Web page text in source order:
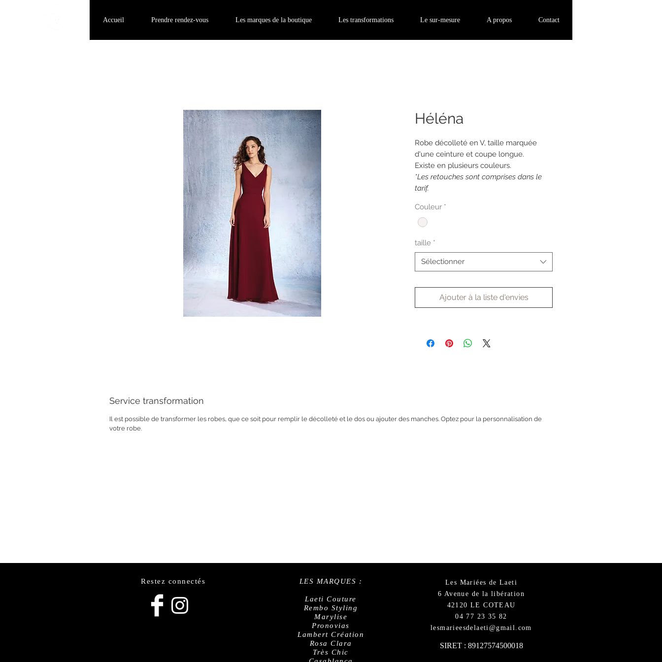
Accueil Prendre rendez-vous Les marques de la boutique Les transformations Le sur-mesure A propos Contact
Héléna
Robe décolleté en V, taille marquée
d'une ceinture et coupe longue.
Existe en plusieurs couleurs.
*Les retouches sont comprises dans le
tarif.
Couleur *
taille *
Sélectionner
Ajouter à la liste d'envies
Service transformation
Il est possible de transformer les robes, que ce soit pour remplir le décolleté et le dos ou ajouter des manches. Optez pour la personnalisation de
votre robe.
Restez connectés LES MARQUES :
Laeti Couture
Rembo Styling
Marylise
Pronovias
Lambert Création
Rosa Clara
Très Chic
Les Mariées de Laeti
6 Avenue de la libération
42120 LE COTEAU
04 77 23 35 82
lesmarieesdelaeti@gmail.com
SIRET : 89127574500018